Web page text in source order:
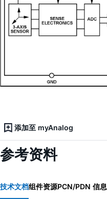
添加至 myAnalog
参考资料
技术文档组件资源PCN/PDN 信息